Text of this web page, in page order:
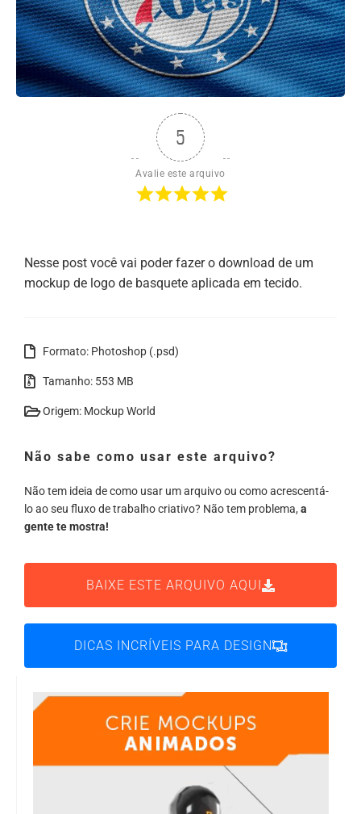
5
Avalie este arquivo
Nesse post você vai poder fazer o download de um
mockup de logo de basquete aplicada em tecido.
Formato: Photoshop (.psd)
Tamanho: 553 MB
Origem: Mockup World
Não sabe como usar este arquivo?
Não tem ideia de como usar um arquivo ou como acrescentá-
lo ao seu fluxo de trabalho criativo? Não tem problema, a
gente te mostra!
BAIXE ESTE ARQUIVO AQUI
DICAS INCRÍVEIS PARA DESIGN